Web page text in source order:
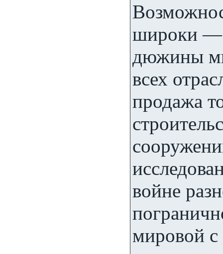
широки —
дюжины
всех
продажа
войне
мировой